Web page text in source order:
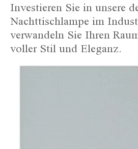
Investieren Sie in unsere
Nachttischlampe im
verwandeln Sie Ihren
voller Stil und Eleganz.